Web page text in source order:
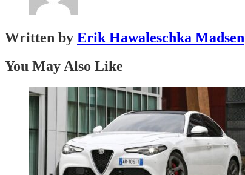
Written by Erik Hawaleschka Madsen
You May Also Like